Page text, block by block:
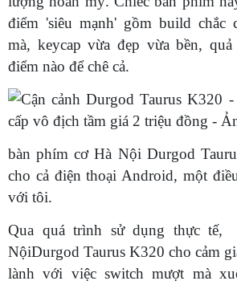
điểm 'siêu mạnh' gồm build chắc
mà, keycap vừa đẹp vừa bền,
điểm nào để chê cả.
bàn phím cơ Hà Nội Durgod
cho cả điện thoại Android, một
với tôi.
Qua quá trình sử dụng thực tế,
NộiDurgod Taurus K320 cho cảm
lành với việc switch mượt mà